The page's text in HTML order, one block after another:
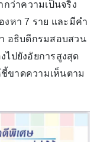
ว่าความเป็นจริง
งหา 7 ราย และมีคำ
อธิบดีกรมสอบสวน
ไปยังอัยการสูงสุด
ขาดความเห็นตาม